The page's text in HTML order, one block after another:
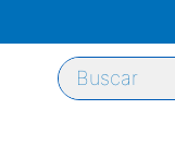
Buscar